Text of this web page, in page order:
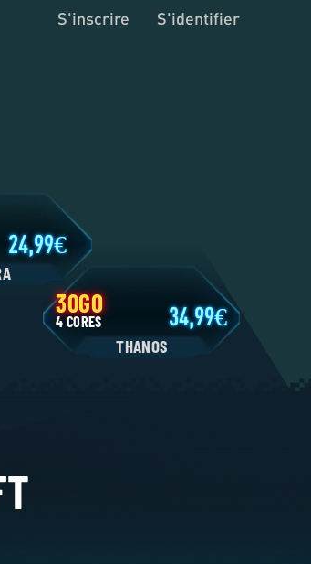
S'identifier
S'inscrire
24,99
LARA
30GO
4 CORES 34,99